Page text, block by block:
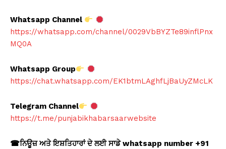
Whatsapp Channel
https://whatsapp.com/channel/0029VbBYZTe89inflPnx
MQ0A
Whatsapp Group
https://chat.whatsapp.com/EK1btmLAghfLjBaUyZMcLK
Telegram Channel
https://t.me/punjabikhabarsaarwebsite
☎ਨਿਊਜ਼ ਅਤੇ ਇਸ਼ਤਿਹਾਰਾਂ ਦੇ ਲਈ ਸਾਡੇ whatsapp number +91